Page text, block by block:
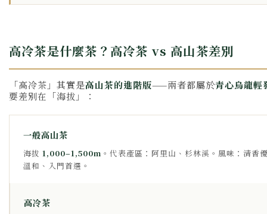
高冷茶是什麼茶？高冷茶 vs 高山茶差別
「高冷茶」其實是高山茶的進階版——兩者都屬於青心烏龍輕
要差別在「海拔」：
一般高山茶
海拔 1,000–1,500m 。代表產區：阿里山、杉林溪。風味：清香
溫和、入門首選。
高冷茶